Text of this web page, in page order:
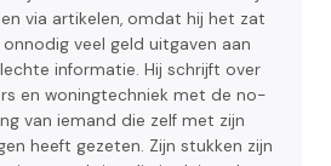
via artikelen, omdat hij het zat
veel geld uitgaven aan
informatie. Hij schrijft over
en woningtechniek met de no-
van iemand die zelf met zijn
heeft gezeten. Zijn stukken zijn